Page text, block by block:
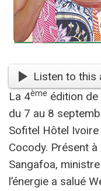
Listen to this
La 4ème édition
du 7 au 8
Sofitel Hôtel Ivoire
Cocody. Présent à
Sangafoa,
l’énergie a salué